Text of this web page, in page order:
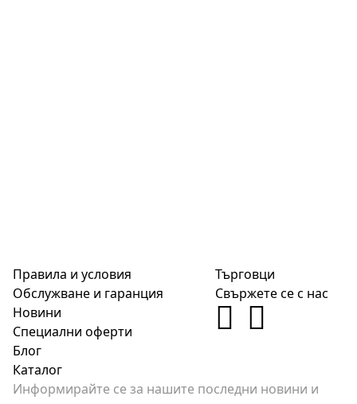
Правила и условия
Обслужване и гаранция
Новини
Специални оферти
Блог
Каталог
Търговци
Свържете се с нас
Информирайте се за нашите последни новини и